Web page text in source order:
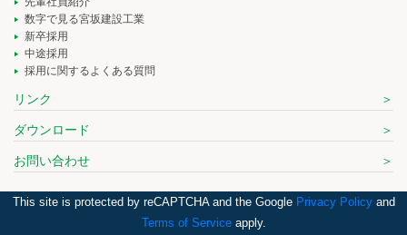
数字で見る宮坂建設工業
新卒採用
中途採用
採用に関するよくある質問
リンク
ダウンロード
お問い合わせ
This site is protected by reCAPTCHA and the Google Privacy Policyand
Terms of Serviceapply.